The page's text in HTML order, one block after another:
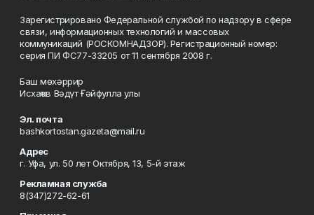
Зарегистрировано Федеральной службой по надзору в сфере
связи, информационных технологий и массовых
коммуникаций (РОСКОМНАДЗОР). Регистрационный номер:
серия ПИ ФС77-33205 от 11 сентября 2008 г.
Баш мөхәррир
Исхаҡов Вәдүт Ғәйфулла улы
Эл. почта
bashkortostan.gazeta@mail.ru
Адрес
г. Уфа, ул. 50 лет Октября, 13, 5-й этаж
Рекламная служба
8(347)272-62-61